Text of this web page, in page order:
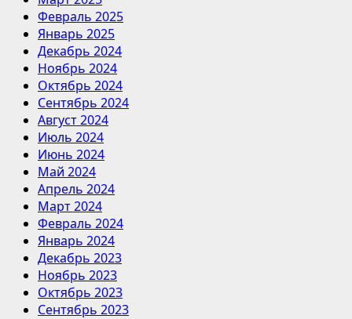
Февраль 2025
Январь 2025
Декабрь 2024
Ноябрь 2024
Октябрь 2024
Сентябрь 2024
Август 2024
Июль 2024
Июнь 2024
Май 2024
Апрель 2024
Март 2024
Февраль 2024
Январь 2024
Декабрь 2023
Ноябрь 2023
Октябрь 2023
Сентябрь 2023